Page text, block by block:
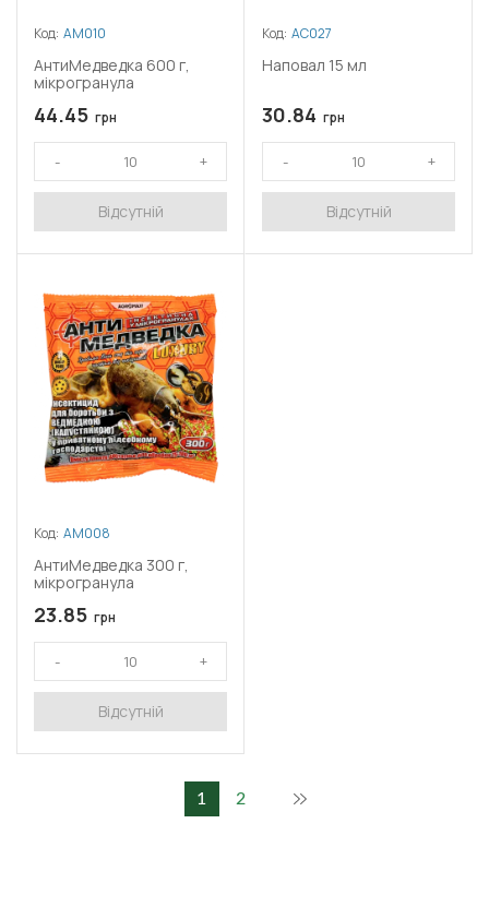
Код: АМ010
АнтиМедведка 600 г,
мікрогранула
44.45 грн
Відсутній
Код: АС027
Наповал 15 мл
30.84 грн
Відсутній
Код: АМ008
АнтиМедведка 300 г,
мікрогранула
23.85 грн
Відсутній
1 2